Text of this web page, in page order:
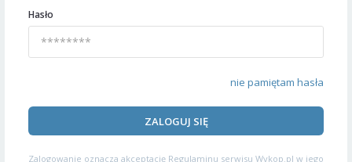
Hasło
nie pamiętam hasła
ZALOGUJ SIĘ
Zalogowanie oznacza akceptację Regulaminu serwisu Wykop.pl w jego